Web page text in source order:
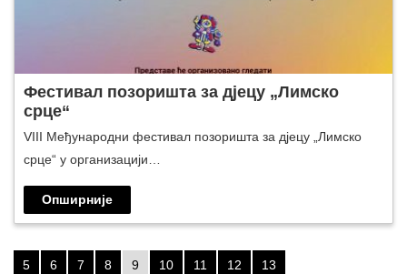
Фестивал позоришта за дјецу „Лимско
срце“
VIII Међународни фестивал позоришта за дјецу „Лимско
срце“ у организацији…
Опширније
5 6 7 8 9 10 11 12 13